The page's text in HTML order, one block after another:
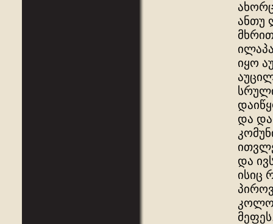
ანთუ
იყო
და
და
ისიც